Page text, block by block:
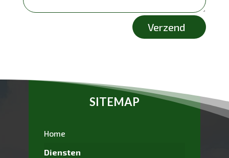
Verzend
SITEMAP
Home
Diensten